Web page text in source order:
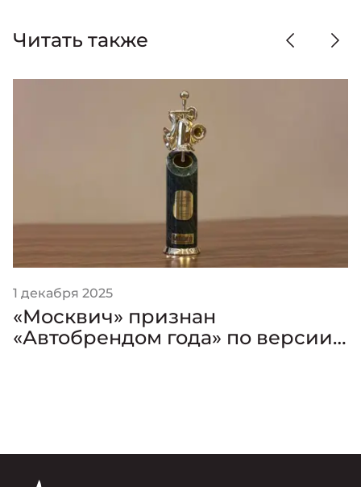
Читать также
1 декабря 2025
«Москвич» признан
«Автобрендом года» по версии